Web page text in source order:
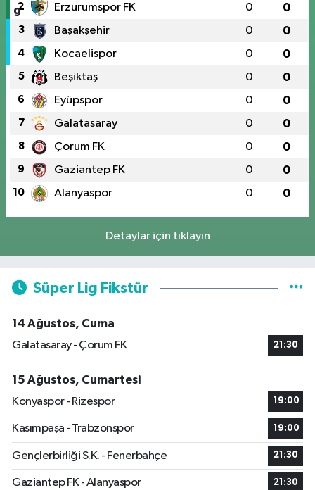
2 Erzurumspor FK 0 0
3 Başakşehir 0 0
4 Kocaelispor 0 0
5 Beşiktaş 0 0
6 Eyüpspor 0 0
7 Galatasaray 0 0
8 Çorum FK 0 0
9 Gaziantep FK 0 0
10 Alanyaspor 0 0
Detaylar için tıklayın
Süper Lig Fikstür
14 Ağustos, Cuma
Galatasaray - Çorum FK
21:30
15 Ağustos, Cumartesi
Konyaspor - Rizespor
19:00
Kasımpaşa - Trabzonspor 19:00
Gençlerbirliği S.K. - Fenerbahçe 21:30
Gaziantep FK - Alanyaspor 21:30